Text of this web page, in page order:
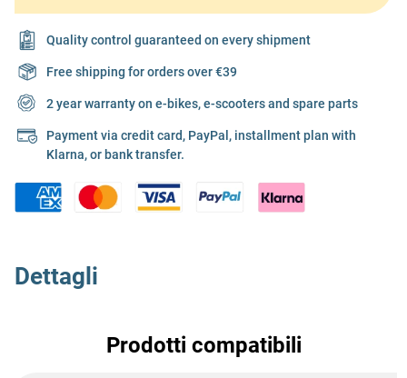
Quality control guaranteed on every shipment
Free shipping for orders over €39
2 year warranty on e-bikes, e-scooters and spare parts
Payment via credit card, PayPal, installment plan with
Klarna, or bank transfer.
Dettagli
Prodotti compatibili